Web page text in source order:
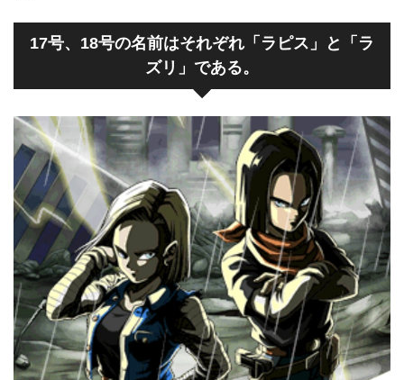
17号、18号の名前はそれぞれ「ラピス」と「ラ
ズリ」である。